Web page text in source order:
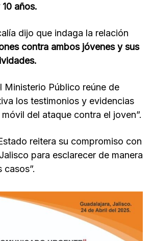
años.
dijo que indaga la relación
contra ambos jóvenes y sus
Ministerio Público reúne de
los testimonios y evidencias
del ataque contra el joven”.
reitera su compromiso con
para esclarecer de manera
casos”.